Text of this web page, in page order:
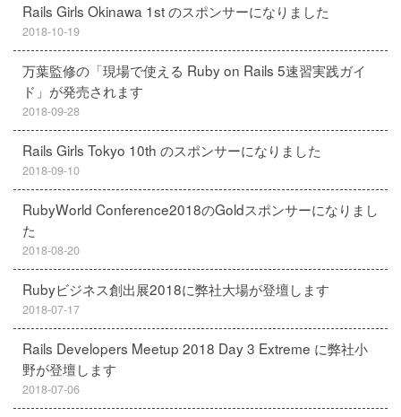
Rails Girls Okinawa 1st のスポンサーになりました
2018-10-19
万葉監修の「現場で使える Ruby on Rails 5速習実践ガイ
ド」が発売されます
2018-09-28
Rails Girls Tokyo 10th のスポンサーになりました
2018-09-10
RubyWorld Conference2018のGoldスポンサーになりまし
た
2018-08-20
Rubyビジネス創出展2018に弊社大場が登壇します
2018-07-17
Rails Developers Meetup 2018 Day 3 Extreme に弊社小
野が登壇します
2018-07-06